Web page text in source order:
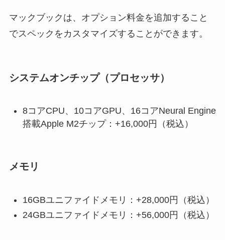
マックブックは、オプション料金を追加すること
でスペックをカスタマイズすることができます。
システムオンチップ（プロセッサ）
8コアCPU、10コアGPU、16コアNeural Engine
搭載Apple M2チップ：+16,000円（税込）
メモリ
16GBユニファイドメモリ：+28,000円（税込）
24GBユニファイドメモリ：+56,000円（税込）